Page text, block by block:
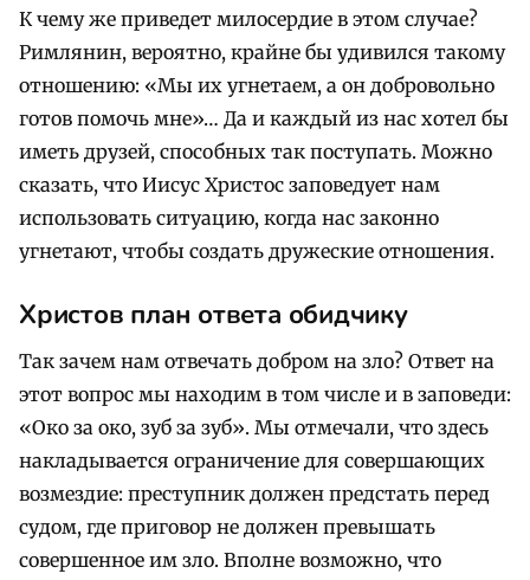
К чему же приведет милосердие в этом случае?
Римлянин, вероятно, крайне бы удивился такому
отношению: «Мы их угнетаем, а он добровольно
готов помочь мне»… Да и каждый из нас хотел бы
иметь друзей, способных так поступать. Можно
сказать, что Иисус Христос заповедует нам
использовать ситуацию, когда нас законно
угнетают, чтобы создать дружеские отношения.
Христов план ответа обидчику
Так зачем нам отвечать добром на зло? Ответ на
этот вопрос мы находим в том числе и в заповеди:
«Око за око, зуб за зуб». Мы отмечали, что здесь
накладывается ограничение для совершающих
возмездие: преступник должен предстать перед
судом, где приговор не должен превышать
совершенное им зло. Вполне возможно, что